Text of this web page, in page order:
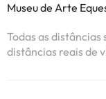
Museu de Arte
Todas as
distâncias reais de